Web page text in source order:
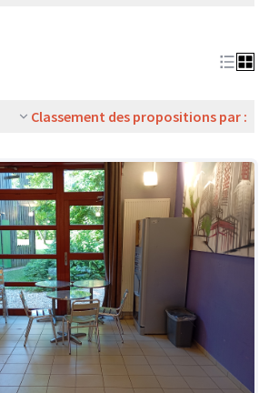
Classement des propositions par :